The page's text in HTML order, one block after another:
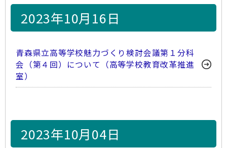
2023年10月16日
青森県立高等学校魅力づくり検討会議第１分科
会（第４回）について（高等学校教育改革推進
室）
2023年10月04日